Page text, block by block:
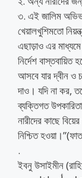
৩. এই জালিম
খেয়ালখুশিমতো
এছাড়াও এর
নির্দেশ
আসবে যার দ্বীন ও
দাও। যদি না কর,
ব্যক্তিগত
নারীদের কাছে
নিশ্চিত
.
ইবনু উসাইমীন